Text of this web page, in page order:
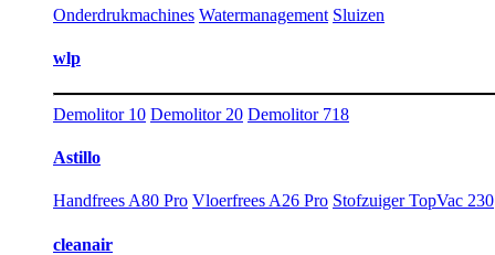
Onderdrukmachines Watermanagement Sluizen
wlp
Demolitor 10 Demolitor 20 Demolitor 718
Astillo
Handfrees A80 Pro Vloerfrees A26 Pro Stofzuiger TopVac 230
cleanair